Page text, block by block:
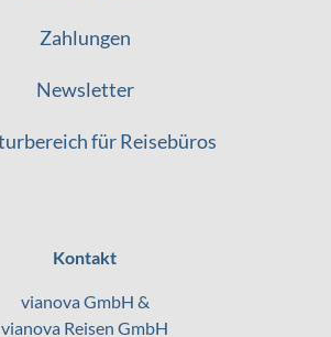
Zahlungen
Newsletter
für Reisebüros
Kontakt
vianova GmbH &
vianova Reisen GmbH